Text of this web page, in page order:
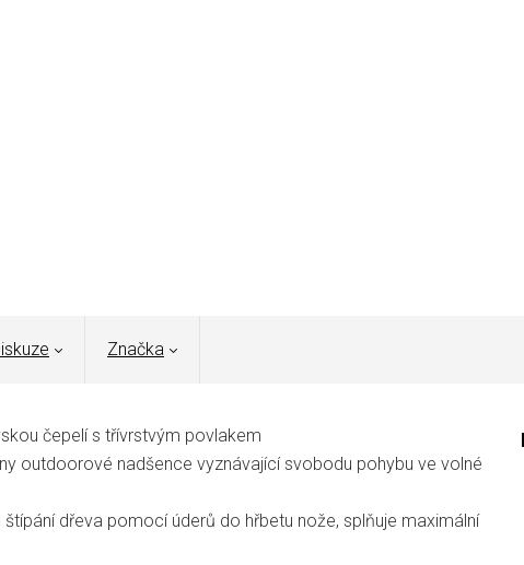
Značka
čepelí s třívrstvým povlakem
outdoorové nadšence vyznávající svobodu pohybu ve volné
dřeva pomocí úderů do hřbetu nože, splňuje maximální